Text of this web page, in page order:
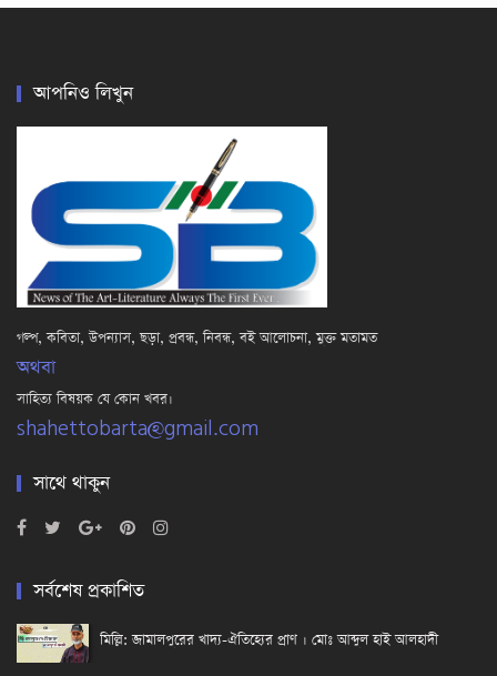
আপনিও লিখুন
গল্প, কবিতা, উপন্যাস, ছড়া, প্রবন্ধ, নিবন্ধ, বই আলোচনা, মুক্ত মতামত
অথবা
সাহিত্য বিষয়ক যে কোন খবর।
shahettobarta@gmail.com
সাথে থাকুন
সর্বশেষ প্রকাশিত
মিল্লি: জামালপুরের খাদ্য-ঐতিহ্যের প্রাণ । মোঃ আব্দুল হাই আলহাদী